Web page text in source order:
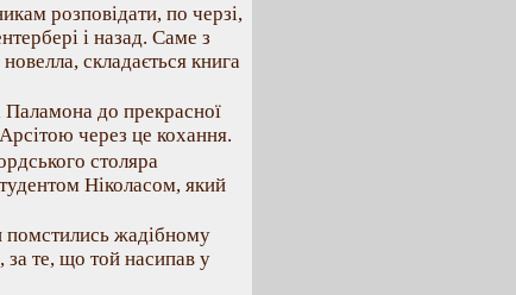
розповідати, по черзі,
і назад. Саме з
складається книга
Паламона до прекрасної
через це кохання.
столяра
Ніколасом, який
жадібному
те, що той насипав у